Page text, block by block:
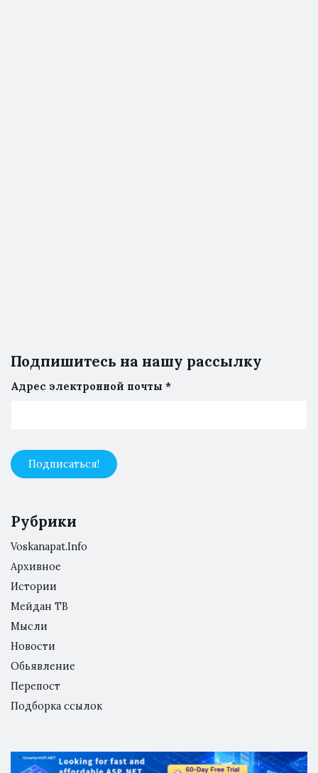
Подпишитесь на нашу рассылку
Адрес электронной почты *
Рубрики
Voskanapat.Info
Архивное
Истории
Мейдан ТВ
Мысли
Новости
Обьявление
Перепост
Подборка ссылок